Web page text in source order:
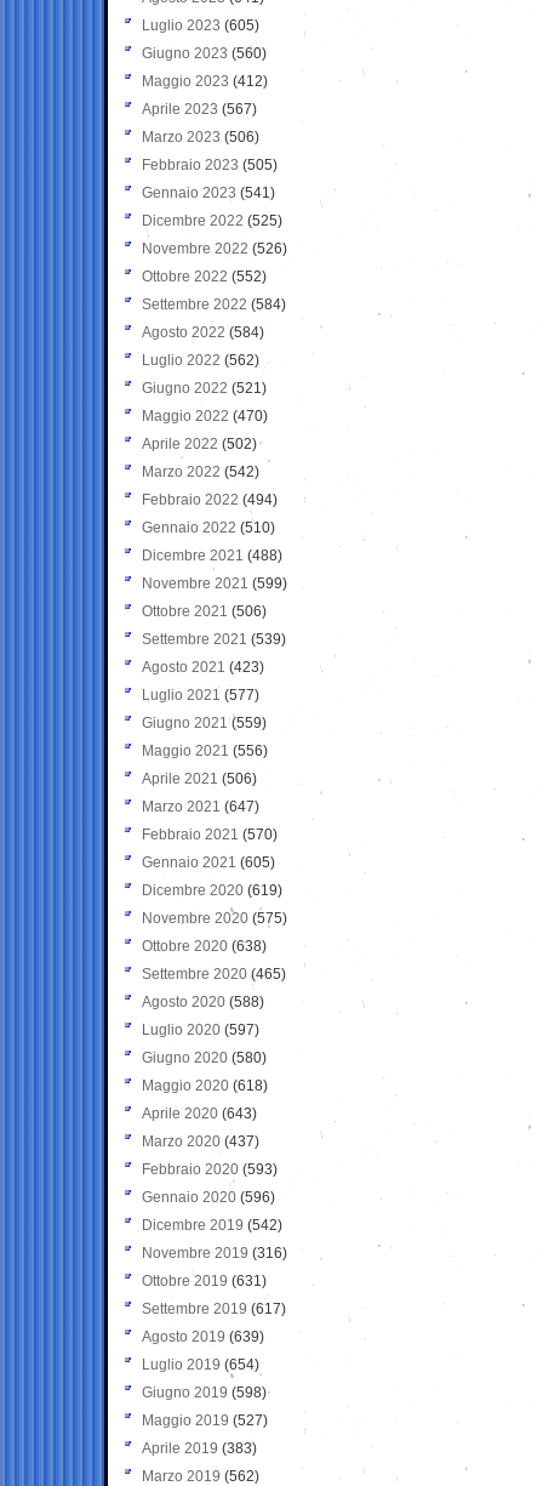
Luglio 2023 (605)
Giugno 2023 (560)
Maggio 2023 (412)
Aprile 2023 (567)
Marzo 2023 (506)
Febbraio 2023 (505)
Gennaio 2023 (541)
Dicembre 2022 (525)
Novembre 2022 (526)
Ottobre 2022 (552)
Settembre 2022 (584)
Agosto 2022 (584)
Luglio 2022 (562)
Giugno 2022 (521)
Maggio 2022 (470)
Aprile 2022 (502)
Marzo 2022 (542)
Febbraio 2022 (494)
Gennaio 2022 (510)
Dicembre 2021 (488)
Novembre 2021 (599)
Ottobre 2021 (506)
Settembre 2021 (539)
Agosto 2021 (423)
Luglio 2021 (577)
Giugno 2021(559)
Maggio 2021 (556)
Aprile 2021 (506)
Marzo 2021 (647)
Febbraio 2021 (570)
Gennaio 2021 (605)
Dicembre 2020 (619)
Novembre 2020 (575)
Ottobre 2020 (638)
Settembre 2020(465)
Agosto 2020 (588)
Luglio 2020 (597)
Giugno 2020 (580)
Maggio 2020 (618)
Aprile 2020 (643)
Marzo 2020 (437)
Febbraio 2020 (593)
Gennaio 2020 (596)
Dicembre 2019 (542)
Novembre 2019 (316)
Ottobre 2019 (631)
Settembre 2019 (617)
Agosto 2019 (639)
Luglio 2019 (654)
Giugno 2019 (598)
Maggio 2019 (527)
Aprile 2019 (383)
Marzo 2019 (562)